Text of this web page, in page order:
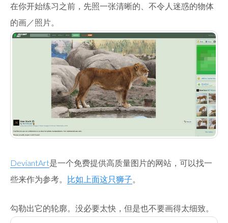
在你开始练习之前，先照一张清晰的、不令人迷惑的物体
的画／照片。
DeviantArt是一个免费提供高质量图片的网站，可以找一
些来作为参考。 比如上面这只狮子。
勾勒出它的轮廓。没必要太快，但是也不要画得太细致。